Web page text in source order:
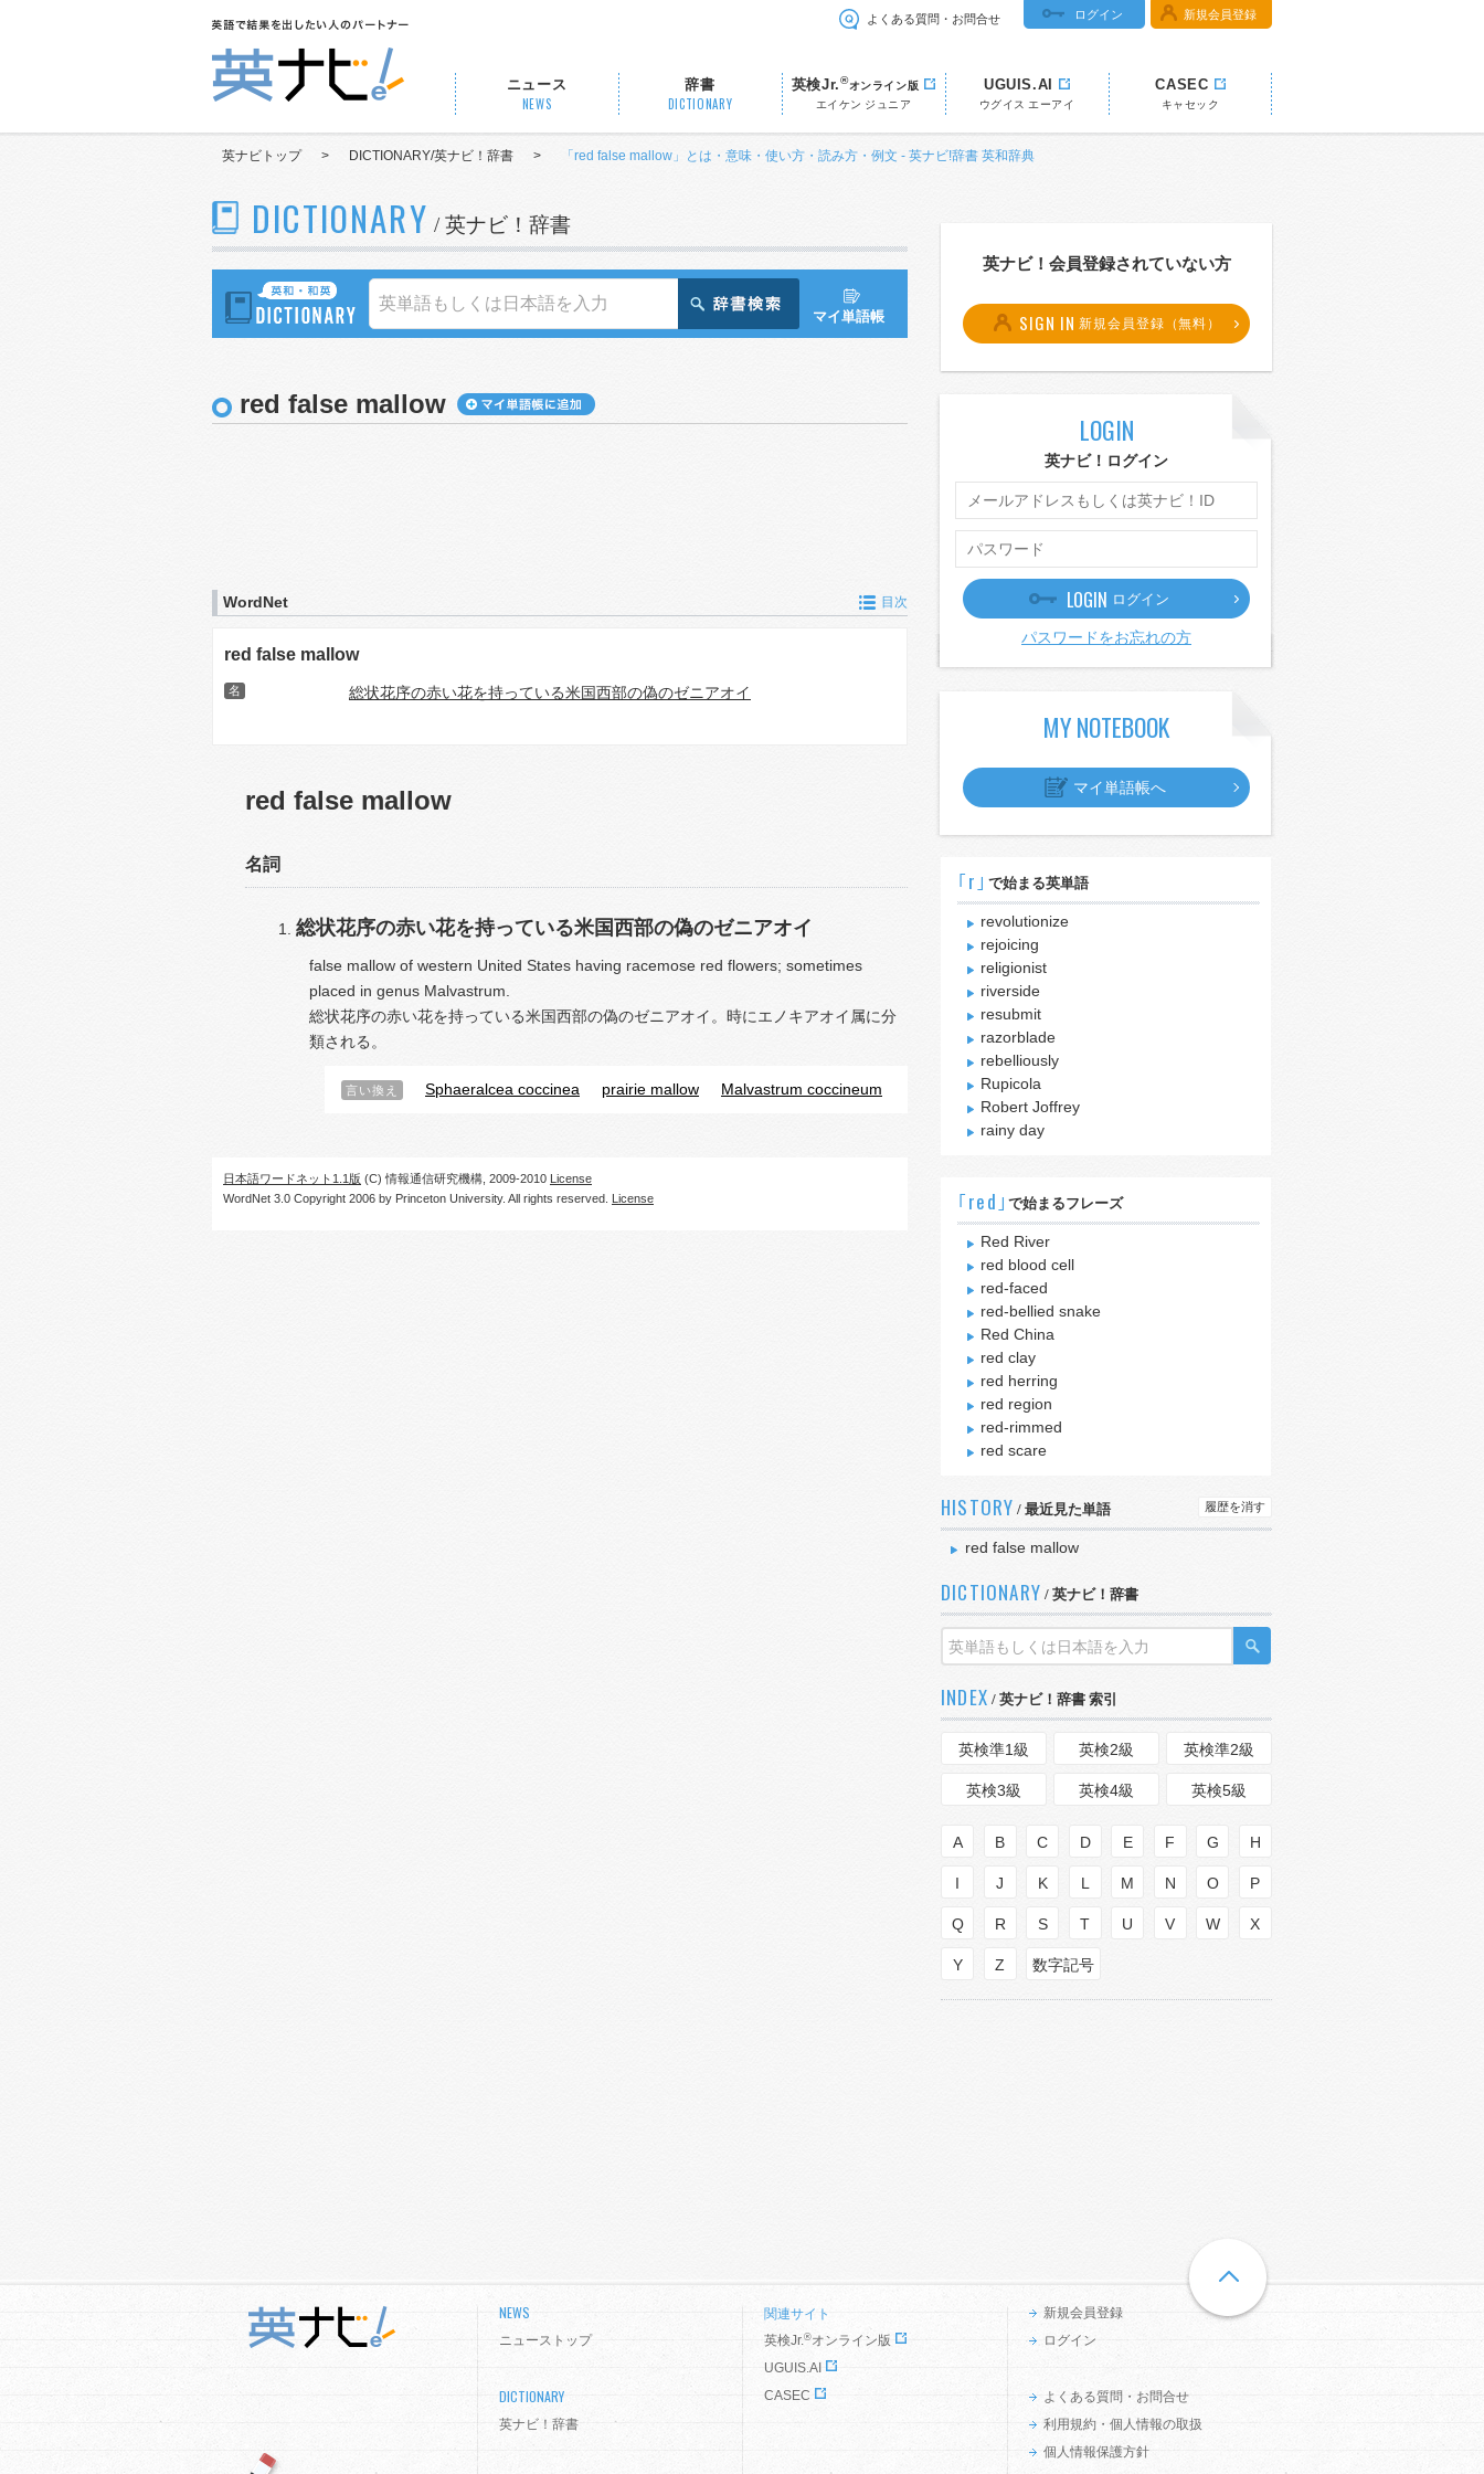
よくある質問・お問合せ ログイン 新規会員登録
ニュース
NEWS
辞書
DICTIONARY
英検Jr.®オンライン版
エイケン ジュニア
UGUIS.AI
ウグイス エーアイ
CASEC
キャセック
英ナビトップ > DICTIONARY/英ナビ！辞書 > 「red false mallow」とは・意味・使い方・読み方・例文 - 英ナビ!辞書 英和辞典
DICTIONARY / 英ナビ！辞書
マイ単語帳
red false mallow
WordNet 目次
red false mallow
名 総状花序の赤い花を持っている米国西部の偽のゼニアオイ
red false mallow
名詞
総状花序の赤い花を持っている米国西部の偽のゼニアオイ
false mallow of western United States having racemose red flowers; sometimes
placed in genus Malvastrum.
総状花序の赤い花を持っている米国西部の偽のゼニアオイ。時にエノキアオイ属に分
類される。
言い換え Sphaeralcea coccinea prairie mallow Malvastrum coccineum
日本語ワードネット1.1版 (C) 情報通信研究機構, 2009-2010 License
WordNet 3.0 Copyright 2006 by Princeton University. All rights reserved. License
英ナビ！会員登録されていない方
SIGN IN 新規会員登録（無料）
LOGIN
英ナビ！ログイン
LOGIN ログイン
パスワードをお忘れの方
MY NOTEBOOK
マイ単語帳へ
｢r｣ で始まる英単語
revolutionize
rejoicing
religionist
riverside
resubmit
razorblade
rebelliously
Rupicola
Robert Joffrey
rainy day
｢red｣ で始まるフレーズ
Red River
red blood cell
red-faced
red-bellied snake
Red China
red clay
red herring
red region
red-rimmed
red scare
HISTORY / 最近見た単語 履歴を消す
red false mallow
DICTIONARY / 英ナビ！辞書
INDEX / 英ナビ！辞書 索引
英検準1級 英検2級 英検準2級
英検3級 英検4級 英検5級
A B C D E F G H
I J K L M N O P
Q R S T U V W X
Y Z 数字記号
NEWS
ニューストップ
DICTIONARY
英ナビ！辞書
関連サイト
英検Jr.®オンライン版
UGUIS.AI
CASEC
新規会員登録
ログイン
よくある質問・お問合せ
利用規約・個人情報の取扱
個人情報保護方針